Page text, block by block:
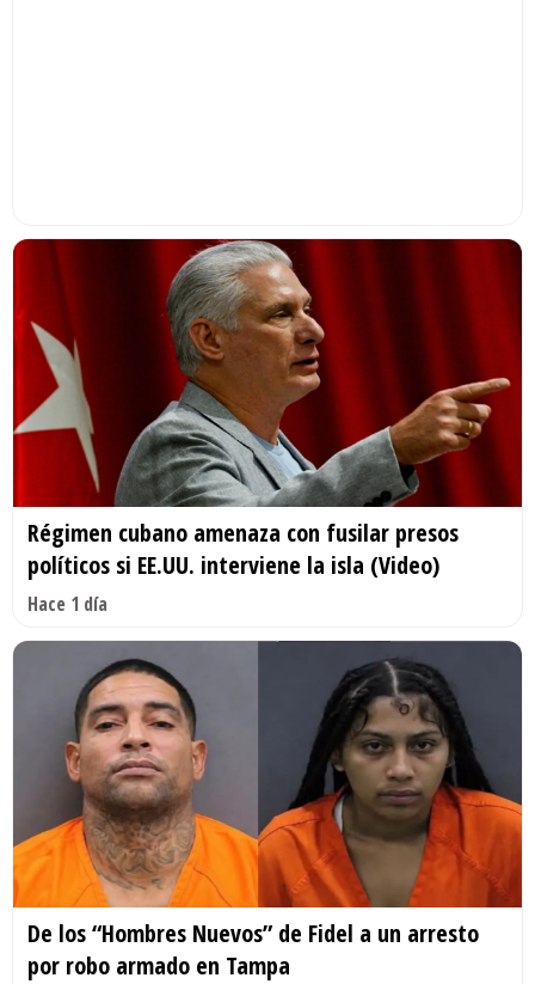
Régimen cubano amenaza con fusilar presos
políticos si EE.UU. interviene la isla (Video)
Hace 1 día
De los “Hombres Nuevos” de Fidel a un arresto
por robo armado en Tampa